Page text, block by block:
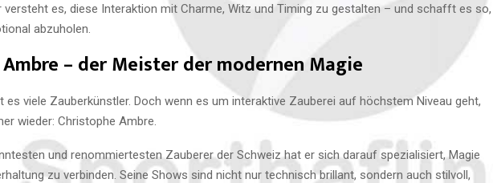
versteht es, diese Interaktion mit Charme, Witz und Timing zu gestalten – und schafft es so,
abzuholen.
– der Meister der modernen Magie
es viele Zauberkünstler. Doch wenn es um interaktive Zauberei auf höchstem Niveau geht,
wieder: Christophe Ambre.
und renommiertesten Zauberer der Schweiz hat er sich darauf spezialisiert, Magie
zu verbinden. Seine Shows sind nicht nur technisch brillant, sondern auch stilvoll,